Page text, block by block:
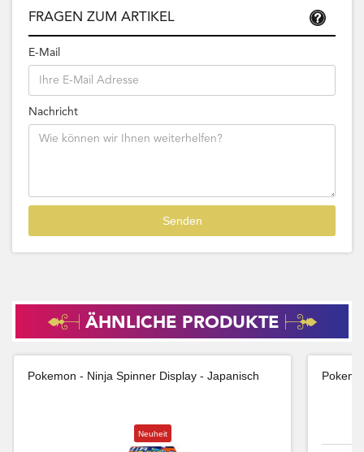
FRAGEN ZUM ARTIKEL
E-Mail
Nachricht
ÄHNLICHE PRODUKTE
Pokemon - Ninja Spinner Display - Japanisch
Neuheit